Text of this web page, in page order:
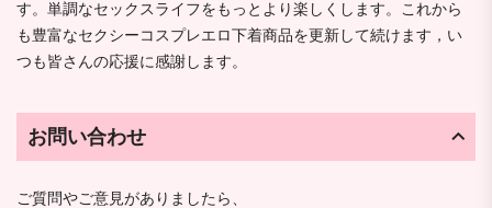
す。単調なセックスライフをもっとより楽しくします。これから
も豊富なセクシーコスプレエロ下着商品を更新して続けます，い
つも皆さんの応援に感謝します。
お問い合わせ
ご質問やご意見がありましたら、